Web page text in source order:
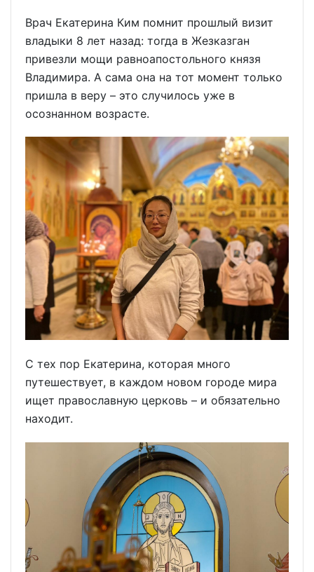
Врач Екатерина Ким помнит прошлый визит
владыки 8 лет назад: тогда в Жезказган
привезли мощи равноапостольного князя
Владимира. А сама она на тот момент только
пришла в веру – это случилось уже в
осознанном возрасте.
С тех пор Екатерина, которая много
путешествует, в каждом новом городе мира
ищет православную церковь – и обязательно
находит.